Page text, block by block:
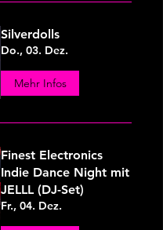
Silverdolls
Do., 03. Dez.
Mehr Infos
Finest Electronics
Indie Dance Night mit
JELLL (DJ-Set)
Fr., 04. Dez.